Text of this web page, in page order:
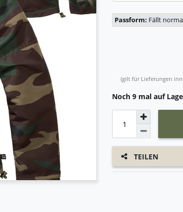
Passform: Fällt
(gilt für Lieferungen
Noch 9 mal auf
TEILEN